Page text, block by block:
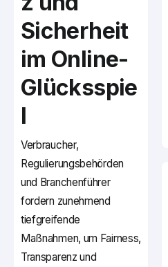
Sicherheit
im Online-
Glücksspie
l
Verbraucher,
Regulierungsbehörden
und Branchenführer
fordern zunehmend
tiefgreifende
Maßnahmen, um Fairness,
Transparenz und